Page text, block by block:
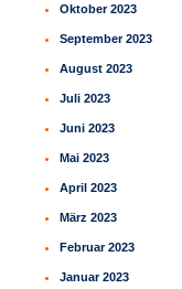
Oktober 2023
September 2023
August 2023
Juli 2023
Juni 2023
Mai 2023
April 2023
März 2023
Februar 2023
Januar 2023